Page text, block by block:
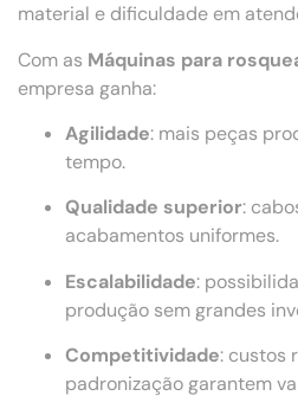
material e dificuldade em
Com as Máquinas para
empresa ganha:
Agilidade: mais peças
tempo.
Qualidade superior:
acabamentos uniformes.
Escalabilidade:
produção sem grandes
Competitividade: custos
padronização garantem